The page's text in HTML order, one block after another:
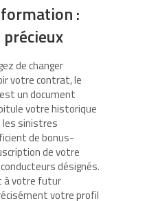
:
de changer
votre contrat, le
un document
votre historique
les sinistres
de bonus-
de votre
désignés.
à votre futur
votre profil